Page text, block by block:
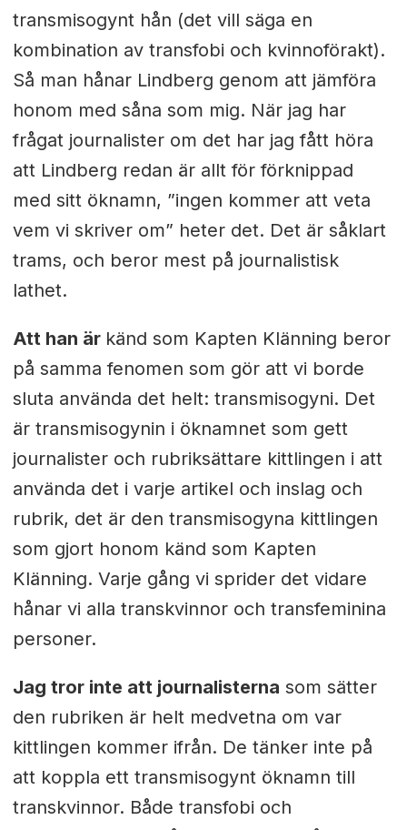
transmisogynt hån (det vill säga en
kombination av transfobi och kvinnoförakt).
Så man hånar Lindberg genom att jämföra
honom med såna som mig. När jag har
frågat journalister om det har jag fått höra
att Lindberg redan är allt för förknippad
med sitt öknamn, ”ingen kommer att veta
vem vi skriver om” heter det. Det är såklart
trams, och beror mest på journalistisk
lathet.
Att han är känd som Kapten Klänning beror
på samma fenomen som gör att vi borde
sluta använda det helt: transmisogyni. Det
är transmisogynin i öknamnet som gett
journalister och rubriksättare kittlingen i att
använda det i varje artikel och inslag och
rubrik, det är den transmisogyna kittlingen
som gjort honom känd som Kapten
Klänning. Varje gång vi sprider det vidare
hånar vi alla transkvinnor och transfeminina
personer.
Jag tror inte att journalisterna som sätter
den rubriken är helt medvetna om var
kittlingen kommer ifrån. De tänker inte på
att koppla ett transmisogynt öknamn till
transkvinnor. Både transfobi och